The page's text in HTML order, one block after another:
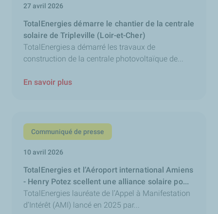
27 avril 2026
TotalEnergies démarre le chantier de la centrale
solaire de Tripleville (Loir-et-Cher)
TotalEnergies a démarré les travaux de
construction de la centrale photovoltaïque de...
En savoir plus
Communiqué de presse
10 avril 2026
TotalEnergies et l’Aéroport international Amiens
- Henry Potez scellent une alliance solaire po...
TotalEnergies lauréate de l’Appel à Manifestation
d’Intérêt (AMI) lancé en 2025 par...